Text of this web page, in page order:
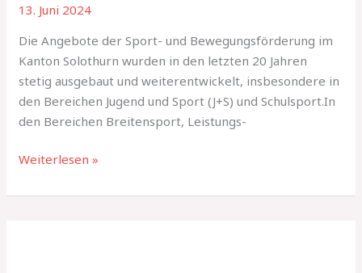
13. Juni 2024
Die Angebote der Sport- und Bewegungsförderung im
Kanton Solothurn wurden in den letzten 20 Jahren
stetig ausgebaut und weiterentwickelt, insbesondere in
den Bereichen Jugend und Sport (J+S) und Schulsport.In
den Bereichen Breitensport, Leistungs-
Weiterlesen »